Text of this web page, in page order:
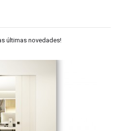
últimas novedades!